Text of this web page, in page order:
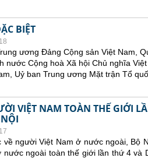
BIỆT
ương Đảng Cộng sản Việt Nam,
nước Cộng hoà Xã hội Chủ nghĩa
Uỷ ban Trung ương Mặt trận Tổ
VIỆT NAM TOÀN THẾ GIỚI
về người Việt Nam ở nước ngoài, Bộ
nước ngoài toàn thế giới lần thứ 4 và